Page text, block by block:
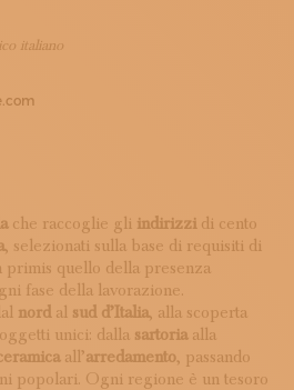
italiano
che raccoglie gli indirizzidi cento
, selezionati sulla base di requisiti di
primis quello della presenza
fase della lavorazione.
nordal sud d’Italia, alla scoperta
unici: dalla sartoriaalla
all’arredamento, passando
popolari. Ogni regione è un tesoro